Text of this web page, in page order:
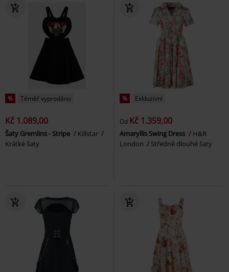
% Téměř vyprodáno
Kč 1.089,00
Šaty Gremlins - Stripe
Killstar
Krátké šaty
% Exkluzivní
Od Kč 1.359,00
Amaryllis Swing Dress
H&R
London
Středně dlouhé šaty